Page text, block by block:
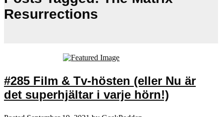
Resurrections
#285 Film & Tv-hösten (eller Nu är
det superhjältar i varje hörn!)